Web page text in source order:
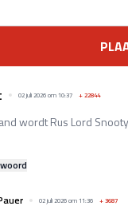
02 juli 2026 om 10:37 +22844
wordt Rus Lord
02 juli 2026 om 11:36 +3687